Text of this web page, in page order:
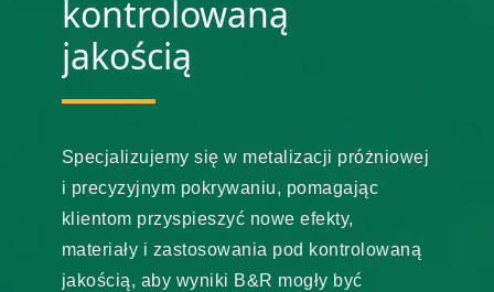
kontrolowaną
jakością
Specjalizujemy się w metalizacji próżniowej
i precyzyjnym pokrywaniu, pomagając
klientom przyspieszyć nowe efekty,
materiały i zastosowania pod kontrolowaną
jakością, aby wyniki B&R mogły być